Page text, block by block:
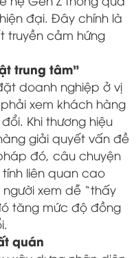
đại. Đây chính là
truyền cảm hứng
trung tâm”
doanh nghiệp ở vị
xem khách hàng
Khi thương hiệu
giải quyết vấn đề
đó, câu chuyện
liên quan cao
xem dễ “thấy
tăng mức độ đồng
quán